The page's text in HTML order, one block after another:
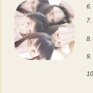
6.
7.
8.
9.